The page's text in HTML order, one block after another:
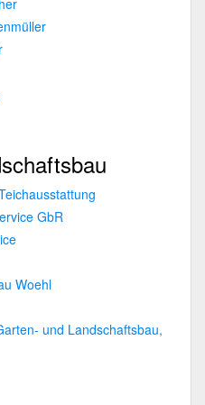
GbR
Woehl
und Landschaftsbau,